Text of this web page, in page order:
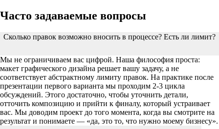
Часто задаваемые вопросы
Сколько правок возможно вносить в процессе? Есть ли лимит?
Мы не ограничиваем вас цифрой. Наша философия проста:
макет графического дизайна решает вашу задачу, а не
соответствует абстрактному лимиту правок. На практике после
презентации первого варианта мы проходим 2-3 цикла
обсуждений. Этого достаточно, чтобы уточнить детали,
отточить композицию и прийти к финалу, который устраивает
вас. Мы доводим проект до того момента, когда вы смотрите на
результат и понимаете — «да, это то, что нужно моему бизнесу».